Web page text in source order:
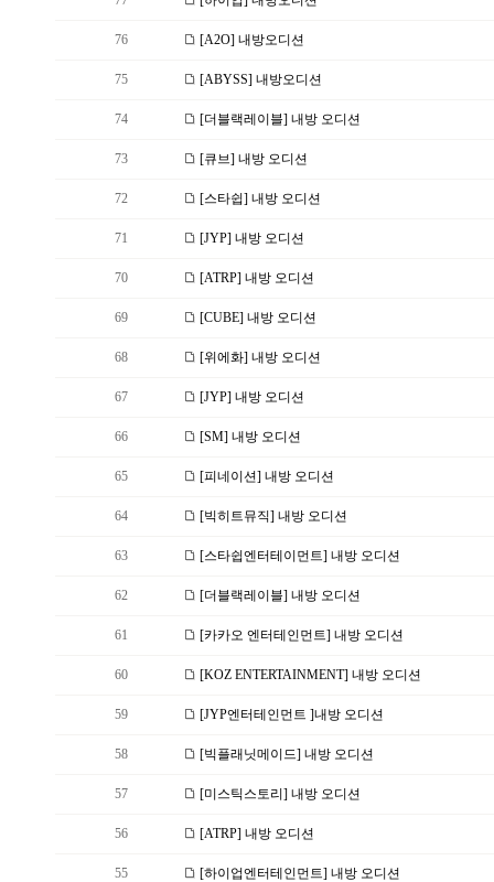
76 [A2O] 내방오디션
75 [ABYSS] 내방오디션
74 [더블랙레이블] 내방 오디션
73 [큐브] 내방 오디션
72 [스타쉽] 내방 오디션
71 [JYP] 내방 오디션
70 [ATRP] 내방 오디션
69 [CUBE] 내방 오디션
68 [위에화] 내방 오디션
67 [JYP] 내방 오디션
66 [SM] 내방 오디션
65 [피네이션] 내방 오디션
64 [빅히트뮤직] 내방 오디션
63 [스타쉽엔터테이먼트] 내방 오디션
62 [더블랙레이블] 내방 오디션
61 [카카오 엔터테인먼트] 내방 오디션
60 [KOZ ENTERTAINMENT] 내방 오디션
59 [JYP엔터테인먼트 ]내방 오디션
58 [빅플래닛메이드] 내방 오디션
57 [미스틱스토리] 내방 오디션
56 [ATRP] 내방 오디션
55 [하이업엔터테인먼트] 내방 오디션